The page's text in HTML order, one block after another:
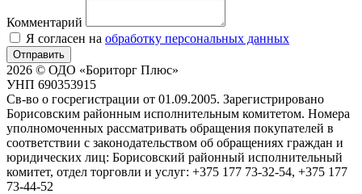
Комментарий
Я согласен на обработку персональных данных
Отправить
2026 © ОДО «Бориторг Плюс»
УНП 690353915
Св-во о госрегистрации от 01.09.2005. Зарегистрировано
Борисовским районным исполнительным комитетом. Номера
уполномоченных рассматривать обращения покупателей в
соответствии с законодательством об обращениях граждан и
юридических лиц: Борисовский районный исполнительный
комитет, отдел торговли и услуг: +375 177 73-32-54, +375 177
73-44-52